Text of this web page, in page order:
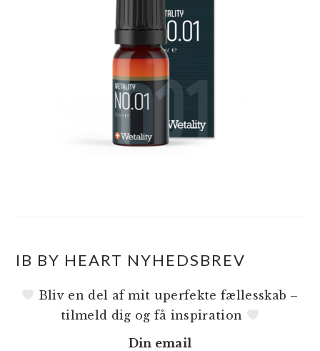
IB BY HEART NYHEDSBREV
Bliv en del af mit uperfekte fællesskab –
tilmeld dig og få inspiration
Din email